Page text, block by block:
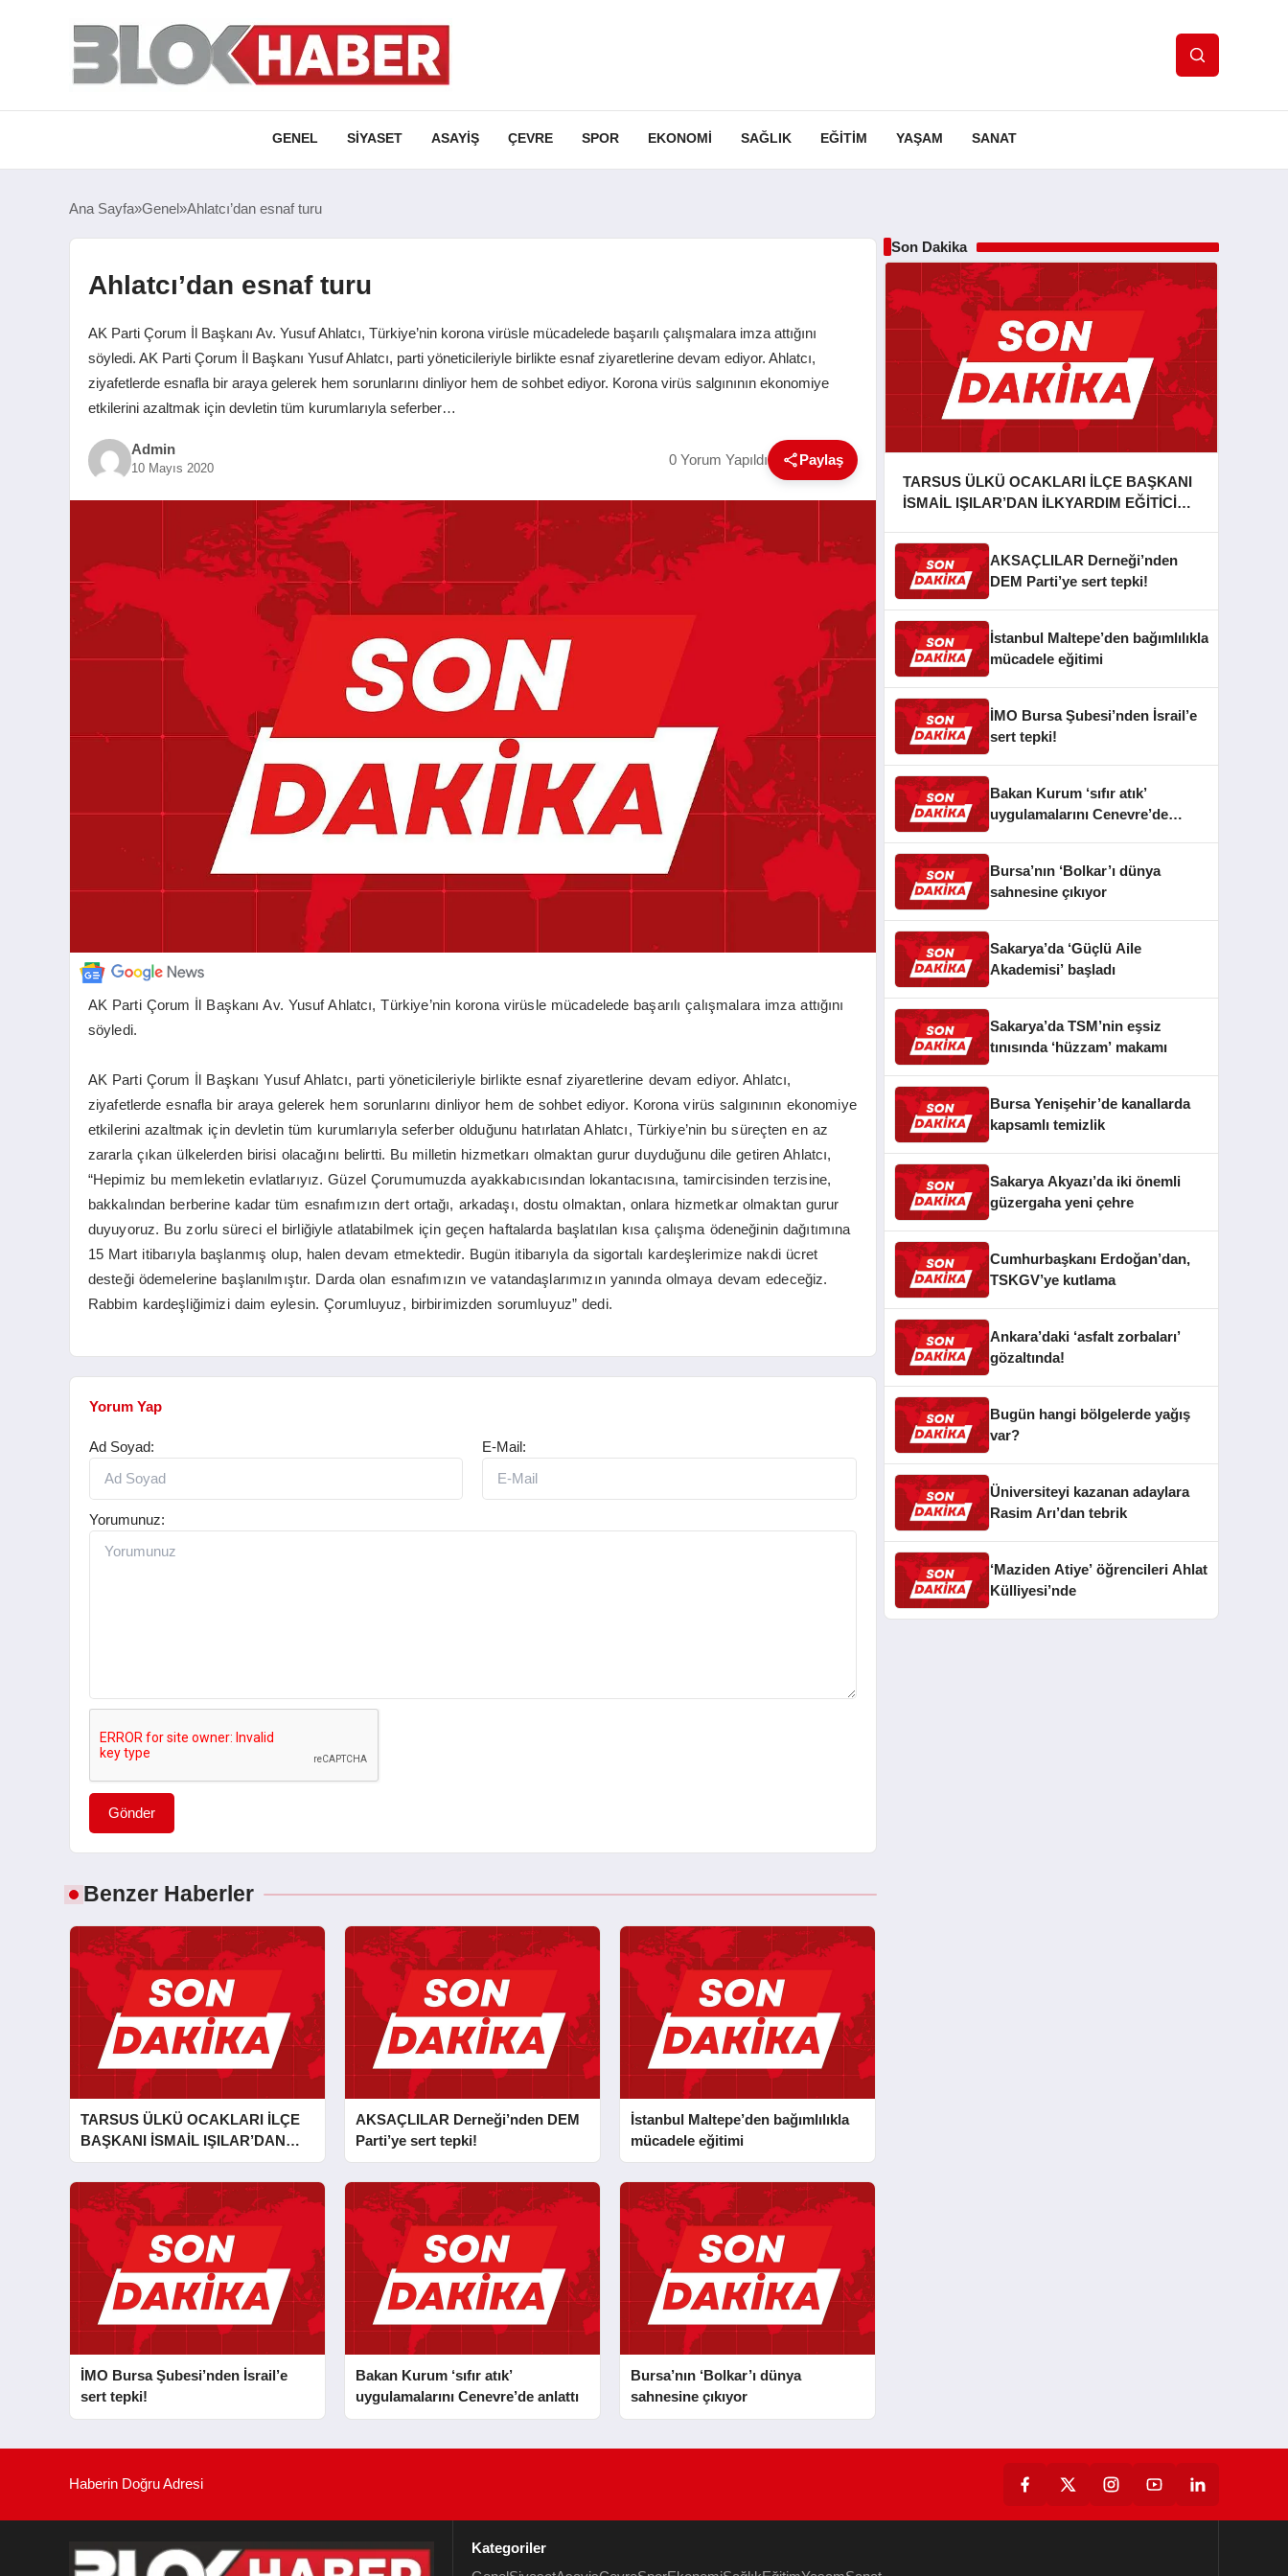
GENEL SIYASET ASAYIŞ ÇEVRE SPOR EKONOMI SAĞLIK EĞITIM YAŞAM SANAT
Ana Sayfa Genel Ahlatcı’dan esnaf turu
Ahlatcı’dan esnaf turu
AK Parti Çorum İl Başkanı Av. Yusuf Ahlatcı, Türkiye’nin korona virüsle mücadelede başarılı çalışmalara imza attığını
söyledi. AK Parti Çorum İl Başkanı Yusuf Ahlatcı, parti yöneticileriyle birlikte esnaf ziyaretlerine devam ediyor. Ahlatcı,
ziyafetlerde esnafla bir araya gelerek hem sorunlarını dinliyor hem de sohbet ediyor. Korona virüs salgınının ekonomiye
etkilerini azaltmak için devletin tüm kurumlarıyla seferber…
Admin
10 Mayıs 2020 0 Yorum Yapıldı Paylaş
AK Parti Çorum İl Başkanı Av. Yusuf Ahlatcı, Türkiye’nin korona virüsle mücadelede başarılı çalışmalara imza attığını
söyledi.
AK Parti Çorum İl Başkanı Yusuf Ahlatcı, parti yöneticileriyle birlikte esnaf ziyaretlerine devam ediyor. Ahlatcı,
ziyafetlerde esnafla bir araya gelerek hem sorunlarını dinliyor hem de sohbet ediyor. Korona virüs salgınının ekonomiye
etkilerini azaltmak için devletin tüm kurumlarıyla seferber olduğunu hatırlatan Ahlatcı, Türkiye’nin bu süreçten en az
zararla çıkan ülkelerden birisi olacağını belirtti. Bu milletin hizmetkarı olmaktan gurur duyduğunu dile getiren Ahlatcı,
“Hepimiz bu memleketin evlatlarıyız. Güzel Çorumumuzda ayakkabıcısından lokantacısına, tamircisinden terzisine,
bakkalından berberine kadar tüm esnafımızın dert ortağı, arkadaşı, dostu olmaktan, onlara hizmetkar olmaktan gurur
duyuyoruz. Bu zorlu süreci el birliğiyle atlatabilmek için geçen haftalarda başlatılan kısa çalışma ödeneğinin dağıtımına
15 Mart itibarıyla başlanmış olup, halen devam etmektedir. Bugün itibarıyla da sigortalı kardeşlerimize nakdi ücret
desteği ödemelerine başlanılmıştır. Darda olan esnafımızın ve vatandaşlarımızın yanında olmaya devam edeceğiz.
Rabbim kardeşliğimizi daim eylesin. Çorumluyuz, birbirimizden sorumluyuz” dedi.
Yorum Yap
Ad Soyad: E-Mail:
Yorumunuz:
Gönder
Benzer Haberler
TARSUS ÜLKÜ OCAKLARI İLÇE
BAŞKANI İSMAİL IŞILAR’DAN
İLKYARDIM EĞİTİCİ EĞİTMENİ
MURAT CAN FİDAN’A ZİYARET
AKSAÇLILAR Derneği’nden DEM
Parti’ye sert tepki!
İstanbul Maltepe’den bağımlılıkla
mücadele eğitimi
İMO Bursa Şubesi’nden İsrail’e
sert tepki!
Bakan Kurum ‘sıfır atık’
uygulamalarını Cenevre’de anlattı
Bursa’nın ‘Bolkar’ı dünya
sahnesine çıkıyor
Son Dakika
TARSUS ÜLKÜ OCAKLARI İLÇE BAŞKANI
İSMAİL IŞILAR’DAN İLKYARDIM EĞİTİCİ
AKSAÇLILAR Derneği’nden
DEM Parti’ye sert tepki!
İstanbul Maltepe’den bağımlılıkla
mücadele eğitimi
İMO Bursa Şubesi’nden İsrail’e
sert tepki!
Bakan Kurum ‘sıfır atık’
uygulamalarını Cenevre’de
Bursa’nın ‘Bolkar’ı dünya
sahnesine çıkıyor
Sakarya’da ‘Güçlü Aile
Akademisi’ başladı
Sakarya’da TSM’nin eşsiz
tınısında ‘hüzzam’ makamı
Bursa Yenişehir’de kanallarda
kapsamlı temizlik
Sakarya Akyazı’da iki önemli
güzergaha yeni çehre
Cumhurbaşkanı Erdoğan’dan,
TSKGV’ye kutlama
Ankara’daki ‘asfalt zorbaları’
gözaltında!
Bugün hangi bölgelerde yağış
var?
Üniversiteyi kazanan adaylara
Rasim Arı’dan tebrik
‘Maziden Atiye’ öğrencileri Ahlat
Külliyesi’nde
Haberin Doğru Adresi
Kategoriler